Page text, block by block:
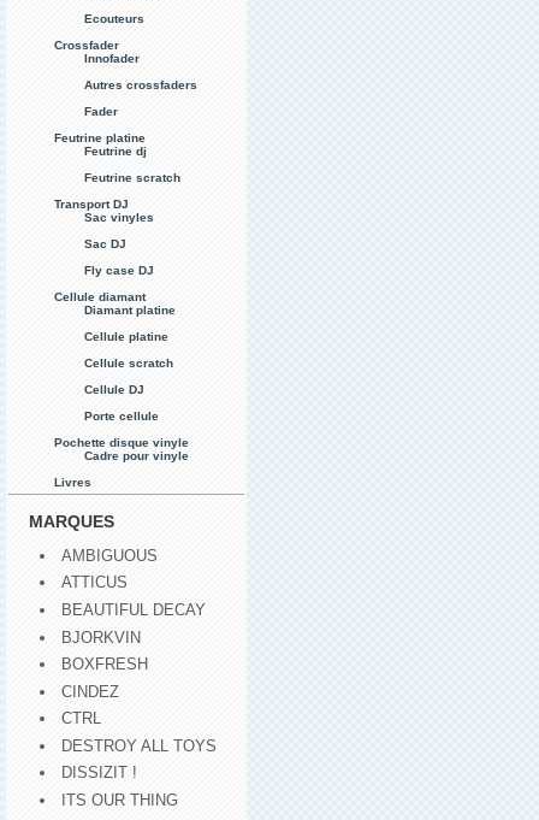
Ecouteurs
Crossfader
Innofader
Autres crossfaders
Fader
Feutrine platine
Feutrine dj
Feutrine scratch
Transport DJ
Sac vinyles
Sac DJ
Fly case DJ
Cellule diamant
Diamant platine
Cellule platine
Cellule scratch
Cellule DJ
Porte cellule
Pochette disque vinyle
Cadre pour vinyle
Livres
MARQUES
AMBIGUOUS
ATTICUS
BEAUTIFUL DECAY
BJORKVIN
BOXFRESH
CINDEZ
CTRL
DESTROY ALL TOYS
DISSIZIT !
ITS OUR THING